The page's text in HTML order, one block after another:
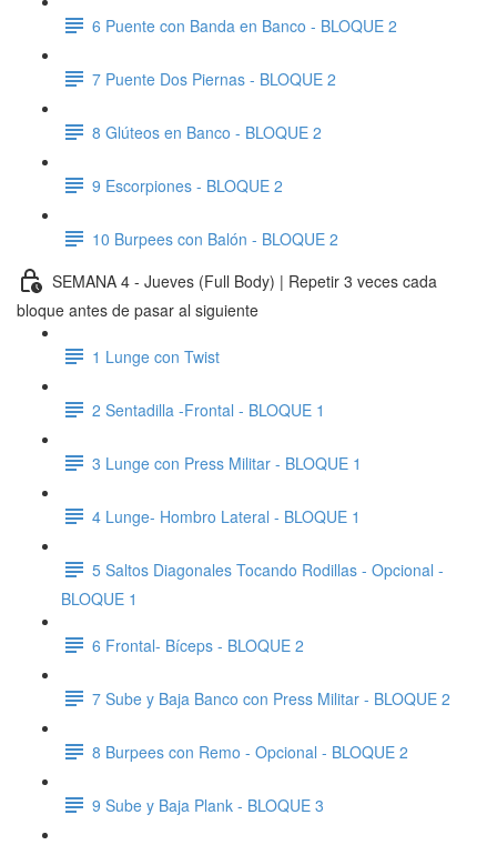
6 Puente con Banda en Banco - BLOQUE 2
7 Puente Dos Piernas - BLOQUE 2
8 Glúteos en Banco - BLOQUE 2
9 Escorpiones - BLOQUE 2
10 Burpees con Balón - BLOQUE 2
SEMANA 4 - Jueves (Full Body) | Repetir 3 veces cada
bloque antes de pasar al siguiente
1 Lunge con Twist
2 Sentadilla -Frontal - BLOQUE 1
3 Lunge con Press Militar - BLOQUE 1
4 Lunge- Hombro Lateral - BLOQUE 1
5 Saltos Diagonales Tocando Rodillas - Opcional -
BLOQUE 1
6 Frontal- Bíceps - BLOQUE 2
7 Sube y Baja Banco con Press Militar - BLOQUE 2
8 Burpees con Remo - Opcional - BLOQUE 2
9 Sube y Baja Plank - BLOQUE 3